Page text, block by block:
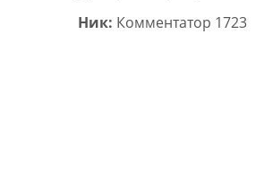
Ник: Комментатор 1723